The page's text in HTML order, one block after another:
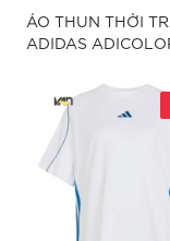
ÁO THUN THỜI
ADIDAS
“H06442”